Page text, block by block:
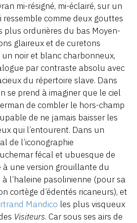
mi-résigné, mi-éclairé, sur un
comme deux gouttes
plus ordurières du bas Moyen-
glaireux et de curetons
noir et blanc charbonneux,
par contraste absolu avec
du répertoire slave. Dans
se prend à imaginer que le ciel
de combler le hors-champ
de ne jamais baisser les
qui l’entourent. Dans un
de l’iconographie
fécal et ubuesque de
à une version grouillante du
à l’haleine pasolinienne (pour sa
cortège d’édentés ricaneurs), et
Mandico les plus visqueux
Visiteurs. Car sous ses airs de